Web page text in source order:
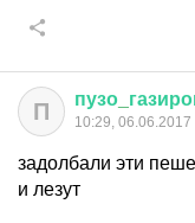
П пузо
10:29, 06.06.2017
задолбали эти
и лезут